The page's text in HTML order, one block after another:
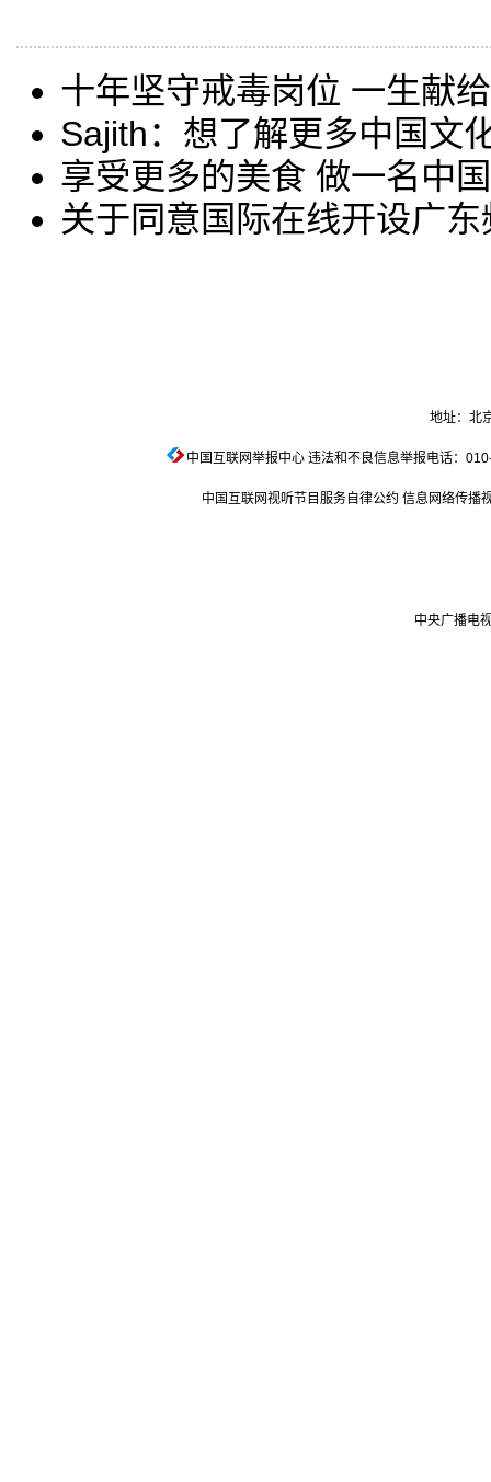
十年坚守戒毒岗位 一生献
Sajith：想了解更多中国文
享受更多的美食 做一名中
关于同意国际在线开设广
地址：北
中国互联网举报中心违法和不良信息举报电话：
中国互联网视听节目服务自律公约 信息网络传播
中央广播电